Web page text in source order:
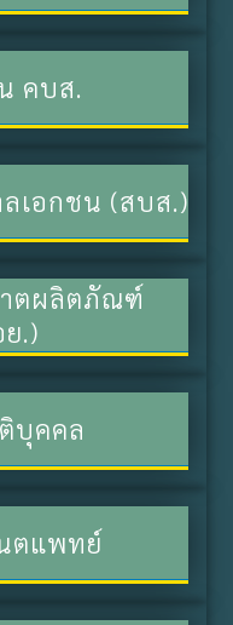
คบส.
เอกชน (สบส.)
ตผลิตภัณฑ์
.)
บุคคล
ตแพทย์